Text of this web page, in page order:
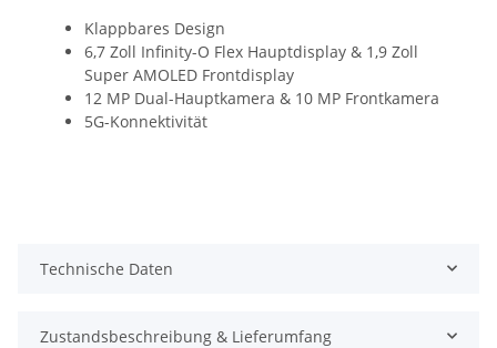
Klappbares Design
6,7 Zoll Infinity-O Flex Hauptdisplay & 1,9 Zoll
Super AMOLED Frontdisplay
12 MP Dual-Hauptkamera & 10 MP Frontkamera
5G-Konnektivität
Technische Daten
Zustandsbeschreibung & Lieferumfang